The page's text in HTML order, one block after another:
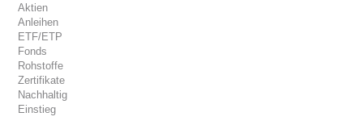
Aktien
Anleihen
ETF/ETP
Fonds
Rohstoffe
Zertifikate
Nachhaltig
Einstieg